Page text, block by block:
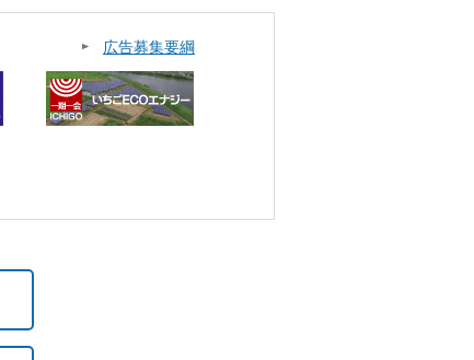
広告募集要綱